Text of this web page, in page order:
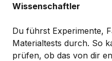
Wissenschaftler
Du führst Experimente,
Materialtests durch. So
prüfen, ob das von dir